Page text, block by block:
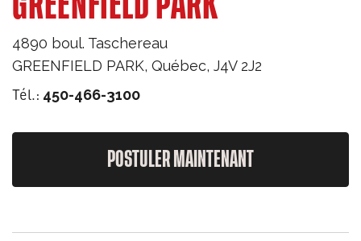
4890 boul. Taschereau
GREENFIELD PARK, Québec, J4V 2J2
Tél.: 450-466-3100
POSTULER MAINTENANT